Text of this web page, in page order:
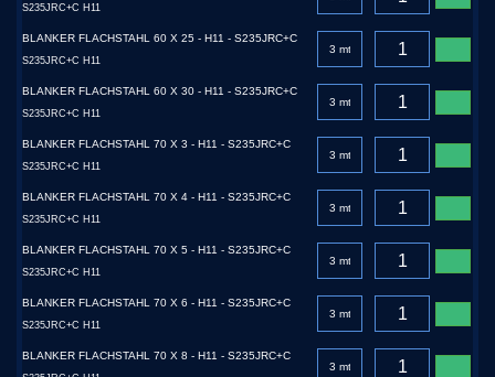
S235JRC+C H11
BLANKER FLACHSTAHL 60 X 25 - H11 - S235JRC+C
S235JRC+C H11
BLANKER FLACHSTAHL 60 X 30 - H11 - S235JRC+C
S235JRC+C H11
BLANKER FLACHSTAHL 70 X 3 - H11 - S235JRC+C
S235JRC+C H11
BLANKER FLACHSTAHL 70 X 4 - H11 - S235JRC+C
S235JRC+C H11
BLANKER FLACHSTAHL 70 X 5 - H11 - S235JRC+C
S235JRC+C H11
BLANKER FLACHSTAHL 70 X 6 - H11 - S235JRC+C
S235JRC+C H11
BLANKER FLACHSTAHL 70 X 8 - H11 - S235JRC+C